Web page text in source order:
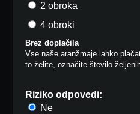
2 obroka
4 obroki
Brez doplačila
Vse naše aranžmaje lahko
to želite, označite število
Riziko odpovedi:
Ne